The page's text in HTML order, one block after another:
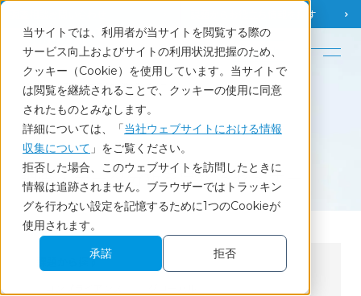
当サイトでは、利用者が当サイトを閲覧する際の
サービス向上およびサイトの利用状況把握のため、
クッキー（Cookie）を使用しています。当サイトで
は閲覧を継続されることで、クッキーの使用に同意
されたものとみなします。
詳細については、「当社ウェブサイトにおける情報
収集について 」をご覧ください。
拒否した場合、このウェブサイトを訪問したときに
情報は追跡されません。ブラウザーではトラッキン
グを行わない設定を記憶するために1つのCookieが
使用されます。
承諾
拒否
お役立ち情報を探す
English
ホーム 調査・データ分析を学べるセミナー
Seminar
調査・データ分析を学べるセミナー
課題から探す